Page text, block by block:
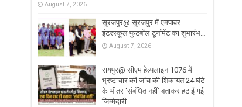
August 7, 2026
सूरजपुर@ सूरजपुर में एमपावर
इंटरस्कूल फुटबॉल टूर्नामेंट का शुभारंभ…
August 7, 2026
रायपुर@ सीएम हेल्पलाइन 1076 में
भ्रष्टाचार की जांच की शिकायत 24 घंटे
के भीतर ‘संबंधित नहीं’ बताकर हटाई गई
जिम्मेदारी